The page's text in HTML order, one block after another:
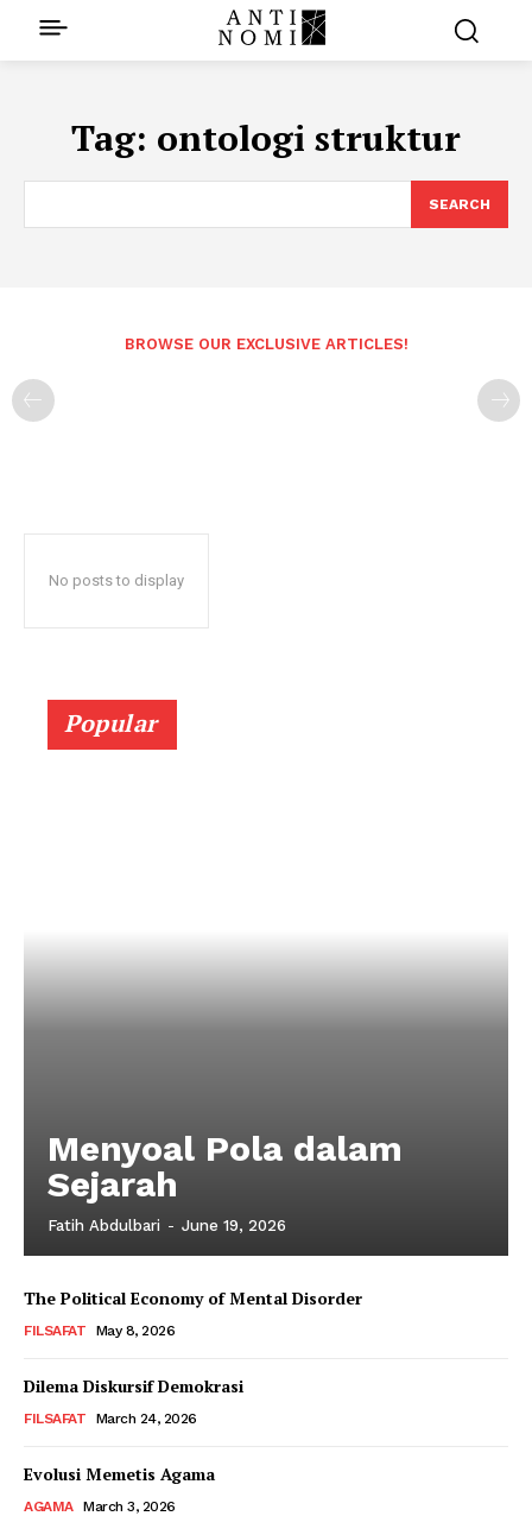
Tag: ontologi struktur
SEARCH
BROWSE OUR EXCLUSIVE ARTICLES!
No posts to display
Popular
Menyoal Pola dalam
Sejarah
Fatih Abdulbari - June 19, 2026
The Political Economy of Mental Disorder
FILSAFAT May 8, 2026
Dilema Diskursif Demokrasi
FILSAFAT March 24, 2026
Evolusi Memetis Agama
AGAMA March 3, 2026